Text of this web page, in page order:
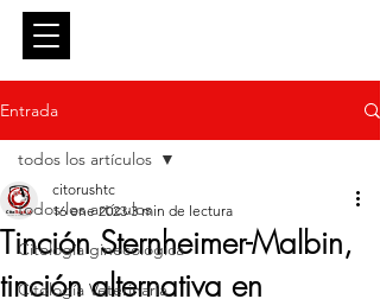
Entrada
todos los artículos
Citología ginecológica
Citología Veterinaria
todos los artículos
Tinción Sternheimer-Malbin,
tinción alternativa en
citorushtc
16 ene 2023 3 min de lectura